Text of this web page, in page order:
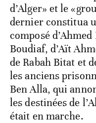
d’Alger» et le
dernier constitua
composé
Boudiaf, d’Aït
de Rabah Bitat et
les anciens
Ben Alla, qui
les destinées de
était en marche.